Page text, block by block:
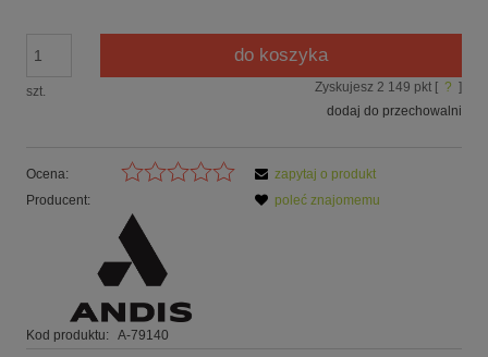
szt.
do koszyka
Zyskujesz 2 149 pkt [ ? ]
dodaj do przechowalni
Ocena:
Producent:
Kod produktu: A-79140
zapytaj o produkt
poleć znajomemu